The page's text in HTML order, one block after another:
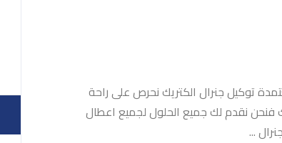
الكتريك المعتمدة توكيل جنرال الكتريك نحرص على راحة
فنحن نقدم لك جميع الحلول لجميع اعطال
...